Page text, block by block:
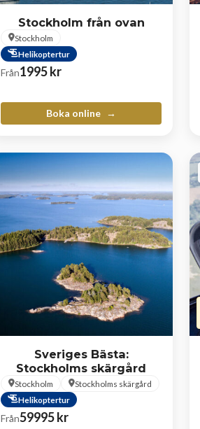
Stockholm från ovan
Stockholm
Helikoptertur
Från1995kr
Boka online
Sveriges Bästa:
Stockholms skärgård
Stockholm
Stockholms skärgård
Helikoptertur
Från59995kr